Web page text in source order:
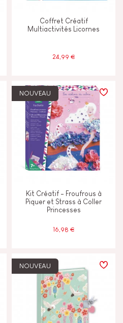
Coffret Créatif
Multiactivités Licornes
24,99 €
NOUVEAU
Kit Créatif - Froufrous à
Piquer et Strass à Coller
Princesses
16,98 €
NOUVEAU